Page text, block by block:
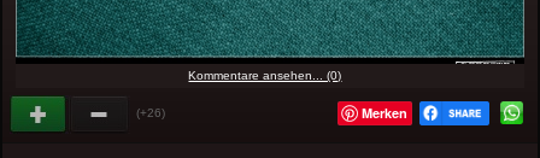
Kommentare ansehen... (0)
(+26) Merken